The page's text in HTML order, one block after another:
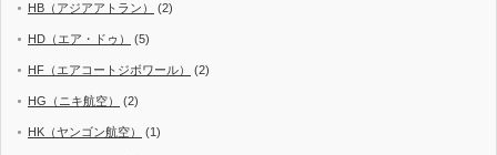
HB（アジアアトラン） (2)
HD（エア・ドゥ） (5)
HF（エアコートジボワール） (2)
HG（ニキ航空） (2)
HK（ヤンゴン航空） (1)